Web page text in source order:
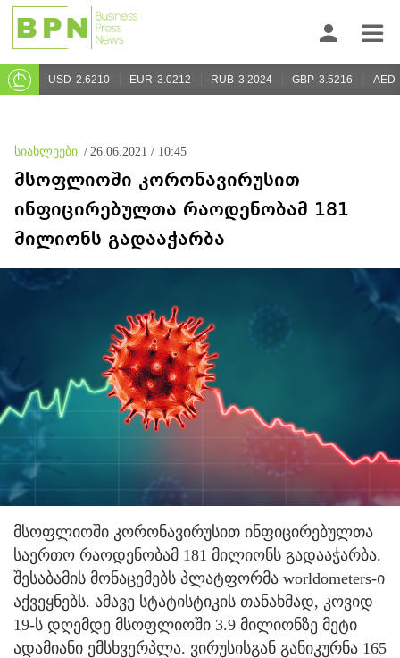
USD 2.6210 EUR 3.0212 RUB 3.2024 GBP 3.5216 AED
სიახლეები / 26.06.2021 / 10:45
მსოფლიოში კორონავირუსით
ინფიცირებულთა რაოდენობამ 181
მილიონს გადააჭარბა
მსოფლიოში კორონავირუსით ინფიცირებულთა
საერთო რაოდენობამ 181 მილიონს გადააჭარბა.
შესაბამის მონაცემებს პლატფორმა worldometers-ი
აქვეყნებს. ამავე სტატისტიკის თანახმად, კოვიდ
19-ს დღემდე მსოფლიოში 3.9 მილიონზე მეტი
ადამიანი ემსხვერპლა. ვირუსისგან განიკურნა 165